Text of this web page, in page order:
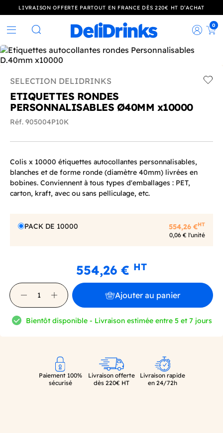
LIVRAISON OFFERTE PARTOUT EN FRANCE DÈS 220€ HT D’ACHAT
Rechercher
0
SELECTION DELIDRINKS
ETIQUETTES RONDES
PERSONNALISABLES Ø40MM x10000
Réf. 905004P10K
Colis x 10000 étiquettes autocollantes personnalisables,
blanches et de forme ronde (diamètre 40mm) livrées en
bobines. Conviennent à tous types d'emballages : PET,
carton, kraft, avec ou sans pelliculage, etc.
PACK DE 10000 554,26 €HT
0,06 € l'unité
554,26 € HT
Ajouter au panier
Bientôt disponible - Livraison estimée entre 5 et 7 jours
Paiement 100%
sécurisé
Livraison offerte
dès 220€ HT
Livraison rapide
en 24/72h